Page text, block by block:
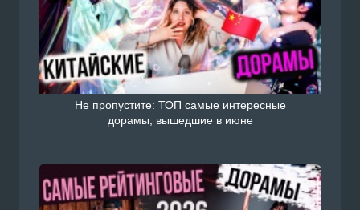
Не пропустите: ТОП самые интересные
дорамы, вышедшие в июне